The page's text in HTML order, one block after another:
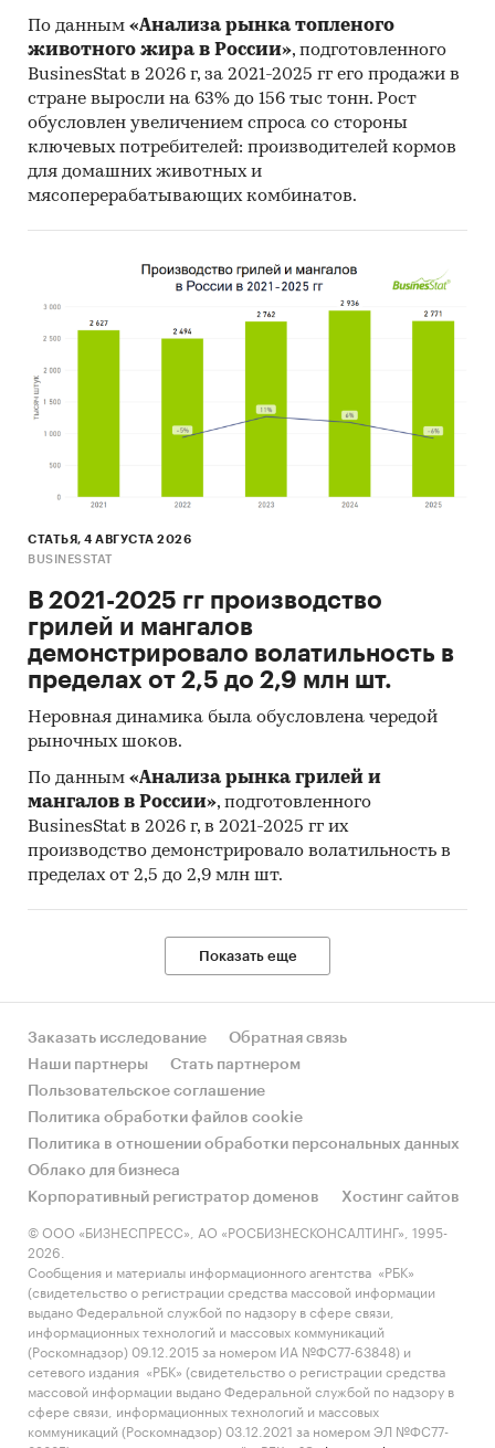
По данным «Анализа рынка топленого
животного жира в России», подготовленного
BusinesStat в 2026 г, за 2021-2025 гг его продажи в
стране выросли на 63% до 156 тыс тонн. Рост
обусловлен увеличением спроса со стороны
ключевых потребителей: производителей кормов
для домашних животных и
мясоперерабатывающих комбинатов.
СТАТЬЯ, 4 АВГУСТА 2026
BUSINESSTAT
В 2021-2025 гг производство
грилей и мангалов
демонстрировало волатильность в
пределах от 2,5 до 2,9 млн шт.
Неровная динамика была обусловлена чередой
рыночных шоков.
По данным «Анализа рынка грилей и
мангалов в России», подготовленного
BusinesStat в 2026 г, в 2021-2025 гг их
производство демонстрировало волатильность в
пределах от 2,5 до 2,9 млн шт.
Показать еще
Заказать исследование
Обратная связь
Наши партнеры
Стать партнером
Пользовательское соглашение
Политика обработки файлов cookie
Политика в отношении обработки персональных данных
Облако для бизнеса
Корпоративный регистратор доменов
Хостинг сайтов
© ООО «БИЗНЕСПРЕСС», АО «РОСБИЗНЕСКОНСАЛТИНГ», 1995-
2026.
Сообщения и материалы информационного агентства «РБК»
(свидетельство о регистрации средства массовой информации
выдано Федеральной службой по надзору в сфере связи,
информационных технологий и массовых коммуникаций
(Роскомнадзор) 09.12.2015 за номером ИА №ФС77-63848) и
сетевого издания «РБК» (свидетельство о регистрации средства
массовой информации выдано Федеральной службой по надзору в
сфере связи, информационных технологий и массовых
коммуникаций (Роскомнадзор) 03.12.2021 за номером ЭЛ №ФС77-